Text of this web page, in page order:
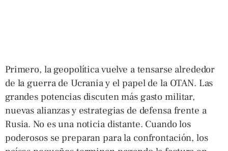
Primero, la geopolítica vuelve a tensarse alrededor
de la guerra de Ucrania y el papel de la OTAN. Las
grandes potencias discuten más gasto militar,
nuevas alianzas y estrategias de defensa frente a
Rusia. No es una noticia distante. Cuando los
poderosos se preparan para la confrontación, los